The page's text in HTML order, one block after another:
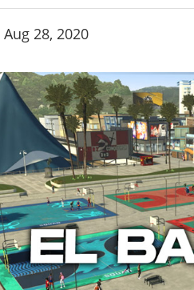
Aug 28, 2020